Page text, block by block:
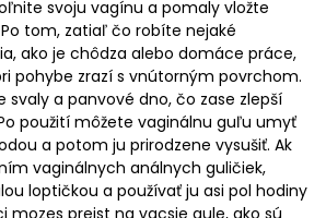
svoju vagínu a pomaly vložte
tom, zatiaľ čo robíte nejaké
ako je chôdza alebo domáce práce,
pohybe zrazí s vnútorným povrchom.
svaly a panvové dno, čo zase zlepší
použití môžete vaginálnu guľu umyť
a potom ju prirodzene vysušiť. Ak
vaginálnych análnych guličiek,
loptičkou a používať ju asi pol hodiny
mozes prejst na vacsie gule, ako sú